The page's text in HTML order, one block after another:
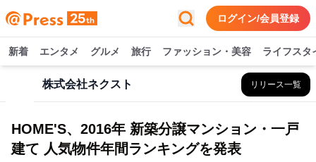
ログイン/会員登録
新着 エンタメ グルメ 旅行 ファッション・美容 ライフスタ
株式会社ネクスト リリース一覧
HOME'S、2016年 新築分譲マンション・一戸
建て 人気物件年間ランキングを発表